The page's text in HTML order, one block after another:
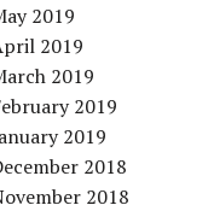
2019
2019
2019
2019
2019
2018
2018